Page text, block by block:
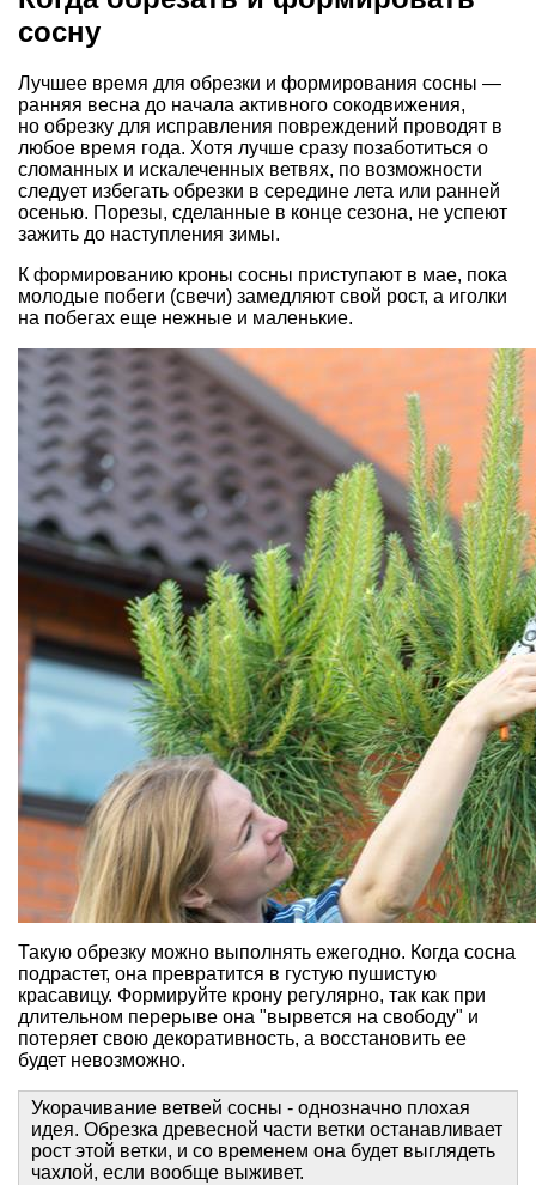
сосну
Лучшее время для обрезки и формирования сосны —
ранняя весна до начала активного сокодвижения,
но обрезку для исправления повреждений проводят в
любое время года. Хотя лучше сразу позаботиться о
сломанных и искалеченных ветвях, по возможности
следует избегать обрезки в середине лета или ранней
осенью. Порезы, сделанные в конце сезона, не успеют
зажить до наступления зимы.
К формированию кроны сосны приступают в мае, пока
молодые побеги (свечи) замедляют свой рост, а иголки
на побегах еще нежные и маленькие.
Такую обрезку можно выполнять ежегодно. Когда сосна
подрастет, она превратится в густую пушистую
красавицу. Формируйте крону регулярно, так как при
длительном перерыве она "вырвется на свободу" и
потеряет свою декоративность, а восстановить ее
будет невозможно.
Укорачивание ветвей сосны - однозначно плохая
идея. Обрезка древесной части ветки останавливает
рост этой ветки, и со временем она будет выглядеть
чахлой, если вообще выживет.